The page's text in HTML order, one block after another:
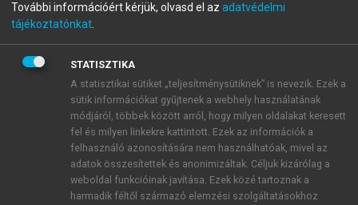
A regisztráció után apróbaidőszakautomatikusan
BELÉPÉS SAJÁT FIÓKKAL
ÚJ FIÓK LÉTREHOZÁSA
1 óra díjmentes hozzáférés
E-MAIL-CÍM
További információért kérjük, olvasd el az adatvédelmi
tájékoztatónkat
STATISZTIKA
A statisztikai sütiket „teljesítménysütiknek” is nevezik. Ezek a
sütik információkat gyűjtenek a webhely használatának
módjáról, többek között arról, hogy milyen oldalakat keresett
fel és milyen linkekre kattintott. Ezek az információk a
felhasználó azonosítására nem használhatóak, mivel az
adatok összesítettek és anonimizáltak. Céljuk kizárólag a
weboldal funkcióinak javítása. Ezek közé tartoznak a
harmadik féltől származó elemzési szolgáltatásokhoz